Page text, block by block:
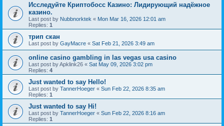
Исследуйте Криптобосс Казино: Лидирующий надёжное
казино.
Last post by Nubbnorktek « Mon Mar 16, 2026 12:01 am
Replies: 1
трип скан
Last post by GayMacre « Sat Feb 21, 2026 3:49 am
online casino gambling in las vegas usa casino
Last post byApklink26 « Sat May 09, 2026 3:02 pm
Replies: 4
Just wanted to say Hello!
Last post by TannerHoeger « Sun Feb 22, 2026 8:35 am
Replies: 1
Just wanted to say Hi!
Last post by TannerHoeger « Sun Feb 22, 2026 8:16 am
Replies: 1